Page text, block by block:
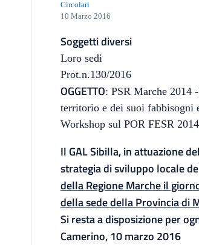
Circolari
10 Marzo 2016
Soggetti diversi
Loro sedi
Prot.n.130/2016
OGGETTO: PSR Marche 2014
territorio e dei suoi
Workshop sul POR FESR
Il GAL Sibilla, in attuazione
strategia di sviluppo locale
della Regione Marche il
della sede della Provincia di
Si resta a disposizione per
Camerino, 10 marzo 2016